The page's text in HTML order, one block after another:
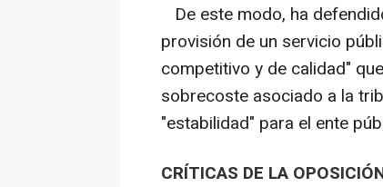
De este modo, ha
provisión de un servicio
competitivo y de calidad"
sobrecoste asociado a la
"estabilidad" para el ente
CRÍTICAS DE LA